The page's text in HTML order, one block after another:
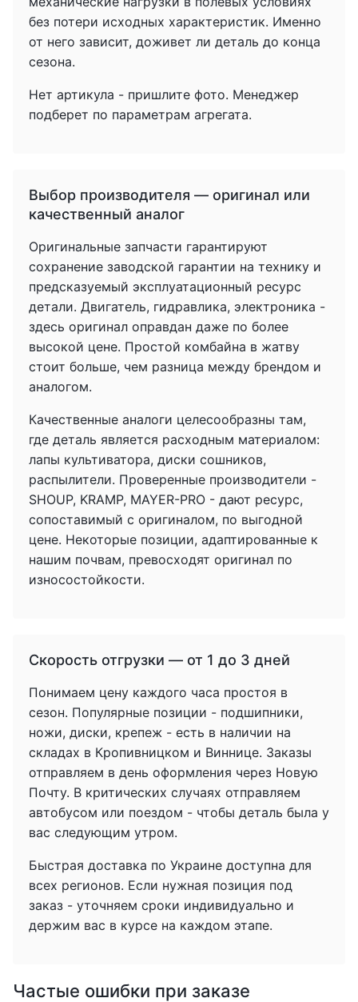
без потери исходных характеристик. Именно
от него зависит, доживет ли деталь до конца
сезона.
Нет артикула - пришлите фото. Менеджер
подберет по параметрам агрегата.
Выбор производителя — оригинал или
качественный аналог
Оригинальные запчасти гарантируют
сохранение заводской гарантии на технику и
предсказуемый эксплуатационный ресурс
детали. Двигатель, гидравлика, электроника -
здесь оригинал оправдан даже по более
высокой цене. Простой комбайна в жатву
стоит больше, чем разница между брендом и
аналогом.
Качественные аналоги целесообразны там,
где деталь является расходным материалом:
лапы культиватора, диски сошников,
распылители. Проверенные производители -
SHOUP, KRAMP, MAYER-PRO - дают ресурс,
сопоставимый с оригиналом, по выгодной
цене. Некоторые позиции, адаптированные к
нашим почвам, превосходят оригинал по
износостойкости.
Скорость отгрузки — от 1 до 3 дней
Понимаем цену каждого часа простоя в
сезон. Популярные позиции - подшипники,
ножи, диски, крепеж - есть в наличии на
складах в Кропивницком и Виннице. Заказы
отправляем в день оформления через Новую
Почту. В критических случаях отправляем
автобусом или поездом - чтобы деталь была у
вас следующим утром.
Быстрая доставка по Украине доступна для
всех регионов. Если нужная позиция под
заказ - уточняем сроки индивидуально и
держим вас в курсе на каждом этапе.
Частые ошибки при заказе